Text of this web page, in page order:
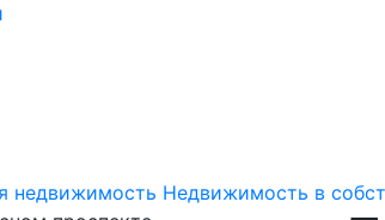
недвижимость Недвижимость в